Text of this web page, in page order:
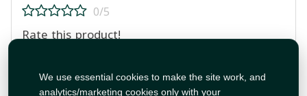
We use essential cookies to make the site work, and
analytics/marketing cookies only with your
0/5
Rate this product!